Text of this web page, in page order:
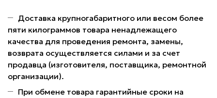
Доставка крупногабаритного или весом более
пяти килограммов товара ненадлежащего
качества для проведения ремонта, замены,
возврата осуществляется силами и за счет
продавца (изготовителя, поставщика, ремонтной
организации).
При обмене товара гарантийные сроки на